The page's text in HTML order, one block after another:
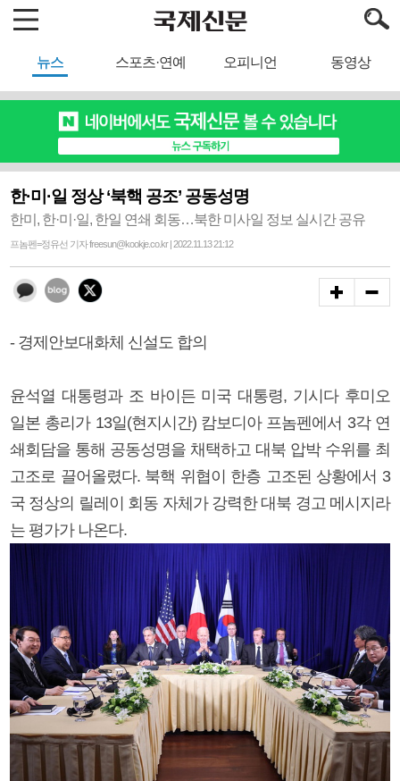
뉴스 스포츠·연예 오피니언 동영상
한·미·일 정상 ‘북핵 공조’ 공동성명
한미, 한·미·일, 한일 연쇄 회동…북한 미사일 정보 실시간 공유
프놈펜=정유선 기자 freesun@kookje.co.kr | 2022.11.13 21:12
- 경제안보대화체 신설도 합의
윤석열 대통령과 조 바이든 미국 대통령, 기시다 후미오
일본 총리가 13일(현지시간) 캄보디아 프놈펜에서 3각 연
쇄회담을 통해 공동성명을 채택하고 대북 압박 수위를 최
고조로 끌어올렸다. 북핵 위협이 한층 고조된 상황에서 3
국 정상의 릴레이 회동 자체가 강력한 대북 경고 메시지라
는 평가가 나온다.